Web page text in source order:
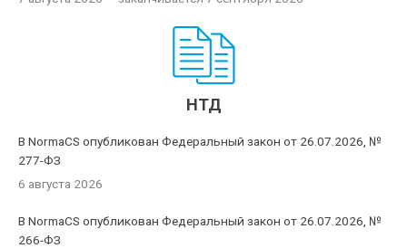
НТД
В NormaCS опубликован Федеральный закон от 26.07.2026, №
277-ФЗ
6 августа 2026
В NormaCS опубликован Федеральный закон от 26.07.2026, №
266-ФЗ